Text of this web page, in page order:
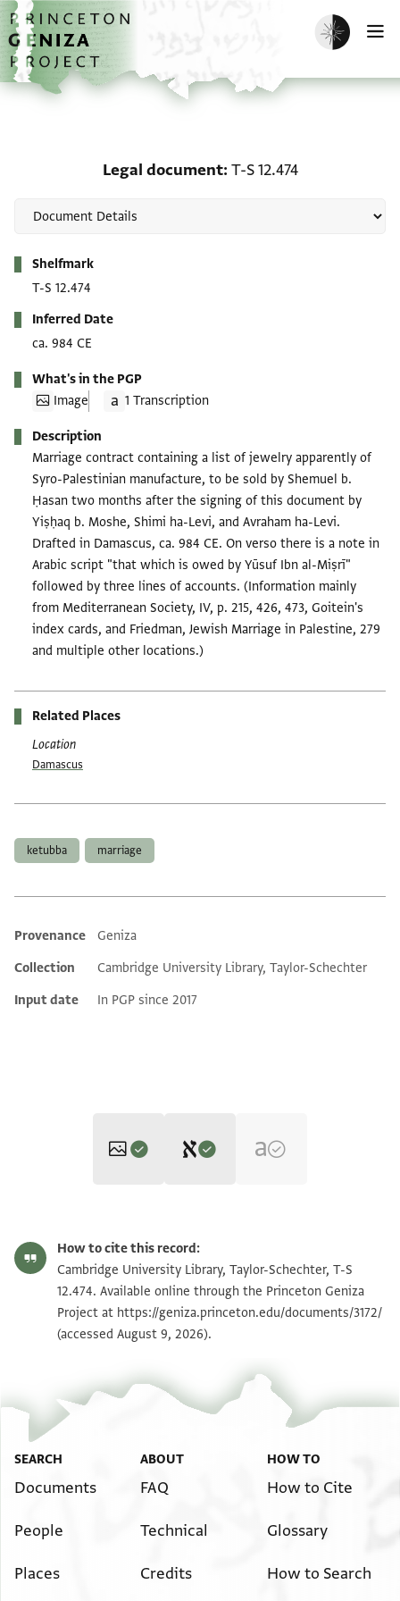
Skip to main content
home
Enable dark
Legal document T-S 12.474
Shelfmark
T-S 12.474
Inferred Date
ca. 984 CE
What's in the PGP
Image
1 Transcription
Description
Marriage contract containing a list of jewelry apparently of
Syro-Palestinian manufacture, to be sold by Shemuel b.
Ḥasan two months after the signing of this document by
Yiṣḥaq b. Moshe, Shimi ha-Levi, and Avraham ha-Levi.
Drafted in Damascus, ca. 984 CE. On verso there is a note in
Arabic script "that which is owed by Yūsuf Ibn al-Miṣrī"
followed by three lines of accounts. (Information mainly
from Mediterranean Society, IV, p. 215, 426, 473, Goitein's
index cards, and Friedman, Jewish Marriage in Palestine, 279
and multiple other locations.)
Related Places
Location
Damascus
ketubba marriage
Additional metadata
Provenance
Geniza
Collection
Cambridge University Library, Taylor-Schechter
Input date
In PGP since 2017
S. D. Goitein's unpublished edition (1950–85).
. . . . . . . . . . . . . . . . . . . . . . . . . . . . . . . . . . . . . . . . . .
. . . . . . ]יגוש . . . . .
. . . . . . . . . . . . . . . . . . . . . . . . . . . . . . . . . . . . . . . . . .
שלמה א . . . . . . . [ . .
. . . . . . . . . . . . . . . . . . . . . . . . . . . . ] . . . נאמן שלי על
. . . . . . . . . . . . . . . . . . . . . . ] . הימן . . . . . . . . . . . . .
אין עליו טעות
מכל תביעה בעולם
. עתאבי לטיפה ותוב
T-S 12.474 1v Zoom and Rotate
Image Permissions Statement
How to cite this record:
Cambridge University Library, Taylor-Schechter, T-S
12.474. Available online through the Princeton Geniza
Project at https://geniza.princeton.edu/documents/3172/
(accessed August 9, 2026).
SEARCH
Documents
People
Places
ABOUT
FAQ
Technical
Credits
HOW TO
How to Cite
Glossary
How to Search